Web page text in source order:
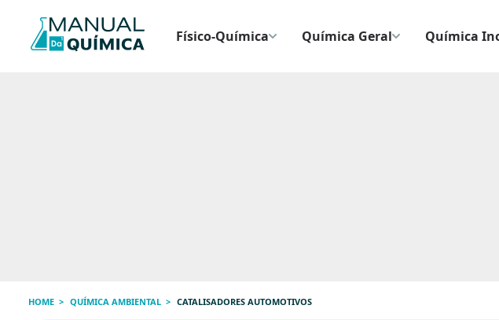
Físico-Química Química Geral Química
HOME QUÍMICA AMBIENTAL CATALISADORES AUTOMOTIVOS